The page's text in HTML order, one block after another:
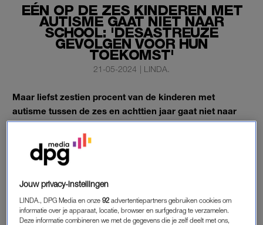
EÉN OP DE ZES KINDEREN MET
AUTISME GAAT NIET NAAR
SCHOOL: 'DESASTREUZE
GEVOLGEN VOOR HUN
TOEKOMST'
21-05-2024 | LINDA.
Maar liefst zestien procent van de kinderen met
autisme tussen de zes en achttien jaar gaat niet naar
school – met potentieel grote negatieve gevolgen voor
de kinderen en hun families.
Dat blijkt uit een enquête onder de ruim 15.000 leden van de
THUIS MET AUTISME
Jouw privacy-instellingen
LINDA., DPG Media en onze92 advertentiepartners gebruiken cookies om
informatie over je apparaat, locatie, browser en surfgedrag te verzamelen.
Deze informatie combineren we met de gegevens die je zelf deelt met ons,